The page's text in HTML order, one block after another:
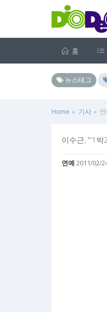
홈
뉴스태그
Home 기사
이수근, "'1박
연예 2011/02/